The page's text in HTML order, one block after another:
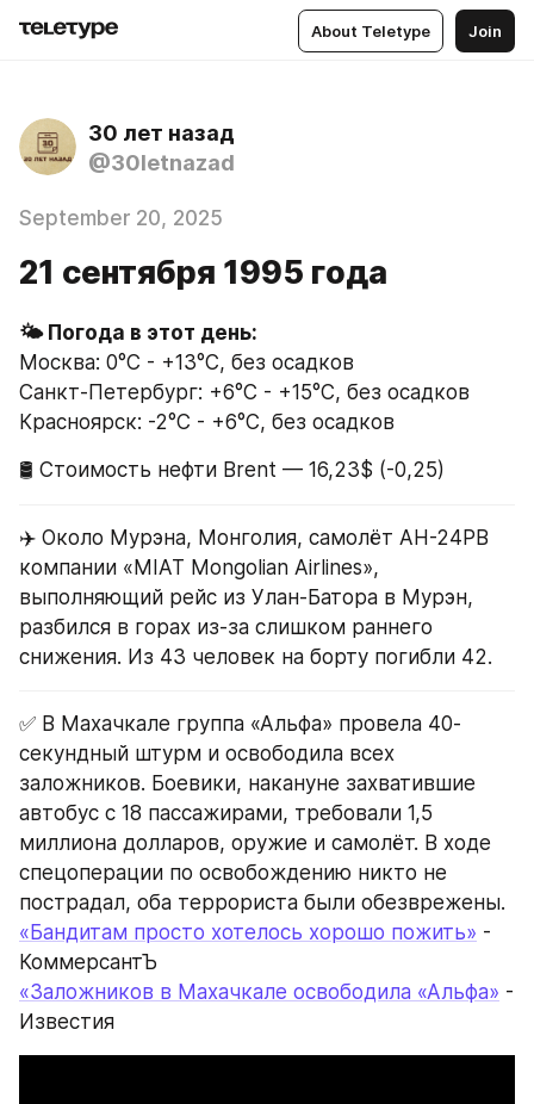
About Teletype Join
30 лет назад
@30letnazad
September 20, 2025
21 сентября 1995 года
🌤 Погода в этот день:
Москва: 0°C - +13°C, без осадков
Санкт-Петербург: +6°C - +15°C, без осадков
Красноярск: -2°C - +6°C, без осадков
🛢 Стоимость нефти Brent — 16,23$ (-0,25)
✈️ Около Мурэна, Монголия, самолёт АН-24РВ
компании «MIAT Mongolian Airlines»,
выполняющий рейс из Улан-Батора в Мурэн,
разбился в горах из-за слишком раннего
снижения. Из 43 человек на борту погибли 42.
✅ В Махачкале группа «Альфа» провела 40-
секундный штурм и освободила всех
заложников. Боевики, накануне захватившие
автобус с 18 пассажирами, требовали 1,5
миллиона долларов, оружие и самолёт. В ходе
спецоперации по освобождению никто не
пострадал, оба террориста были обезврежены.
«Бандитам просто хотелось хорошо пожить» -
КоммерсантЪ
«Заложников в Махачкале освободила «Альфа» -
Известия